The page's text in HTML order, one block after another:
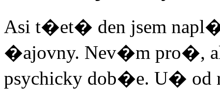
Asi t�et� den jsem
�ajovny. Nev�m pro�,
psychicky dob�e. U� od